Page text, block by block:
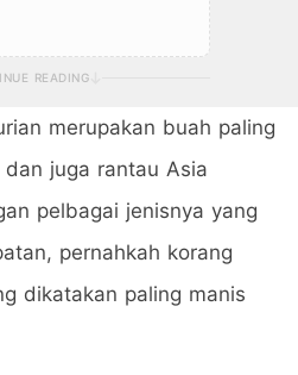
READING
merupakan buah paling
juga rantau Asia
pelbagai jenisnya yang
pernahkah korang
dikatakan paling manis